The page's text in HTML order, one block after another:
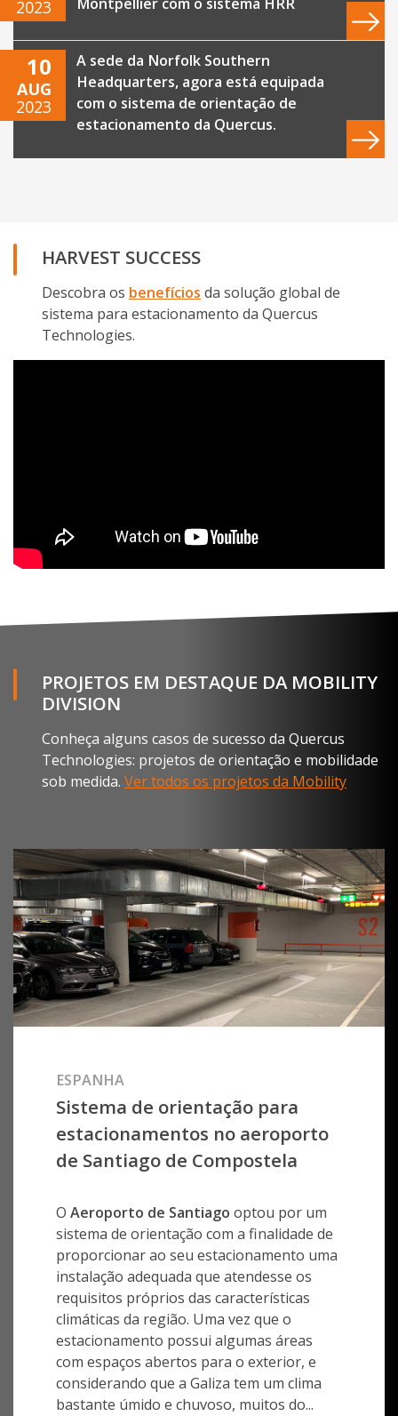
2023
10
AUG
2023
A sede da Norfolk Southern
Headquarters, agora está equipada
com o sistema de orientação de
estacionamento da Quercus.
HARVEST SUCCESS
Descobra os benefícios da solução global de
sistema para estacionamento da Quercus
Technologies.
PROJETOS EM DESTAQUE DA MOBILITY
DIVISION
Conheça alguns casos de sucesso da Quercus
Technologies: projetos de orientação e mobilidade
sob medida. Ver todos os projetos da Mobility
ESPANHA
Sistema de orientação para
estacionamentos no aeroporto
de Santiago de Compostela
O Aeroporto de Santiago optou por um
sistema de orientação com a finalidade de
proporcionar ao seu estacionamento uma
instalação adequada que atendesse os
requisitos próprios das características
climáticas da região. Uma vez que o
estacionamento possui algumas áreas
com espaços abertos para o exterior, e
considerando que a Galiza tem um clima
bastante úmido e chuvoso, muitos do...